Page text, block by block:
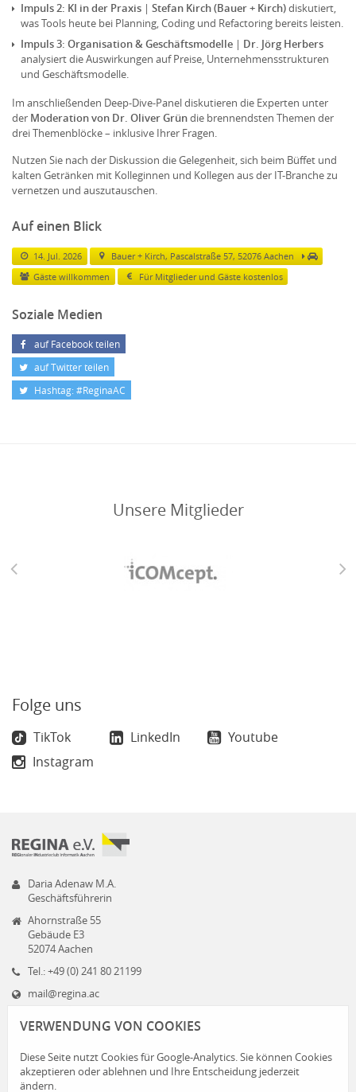
Impuls 2: KI in der Praxis | Stefan Kirch (Bauer + Kirch)diskutiert,
was Tools heute bei Planning, Coding und Refactoring bereits leisten.
Impuls 3: Organisation & Geschäftsmodelle | Dr. Jörg Herbers
analysiert die Auswirkungen auf Preise, Unternehmensstrukturen
und Geschäftsmodelle.
Im anschließenden Deep-Dive-Panel diskutieren die Experten unter
der Moderation von Dr. Oliver Gründie brennendsten Themen der
drei Themenblöcke – inklusive Ihrer Fragen.
Nutzen Sie nach der Diskussion die Gelegenheit, sich beim Büffet und
kalten Getränken mit Kolleginnen und Kollegen aus der IT-Branche zu
vernetzen und auszutauschen.
Auf einen Blick
14. Jul. 2026
Bauer + Kirch, Pascalstraße 57, 52076 Aachen
Gäste willkommen
Für Mitglieder und Gäste kostenlos
Soziale Medien
auf Facebook teilen
auf Twitter teilen
Hashtag: #ReginaAC
Unsere Mitglieder
Folge uns
TikTok LinkedIn
Youtube
Instagram
Daria Adenaw M.A.
Geschäftsführerin
Ahornstraße 55
Gebäude E3
52074 Aachen
Tel.: +49 (0) 241 80 21199
mail@regina.ac
VERWENDUNG VON COOKIES
Diese Seite nutzt Cookies für Google-Analytics. Sie können Cookies
akzeptieren oder ablehnen und Ihre Entscheidung jederzeit
ändern.